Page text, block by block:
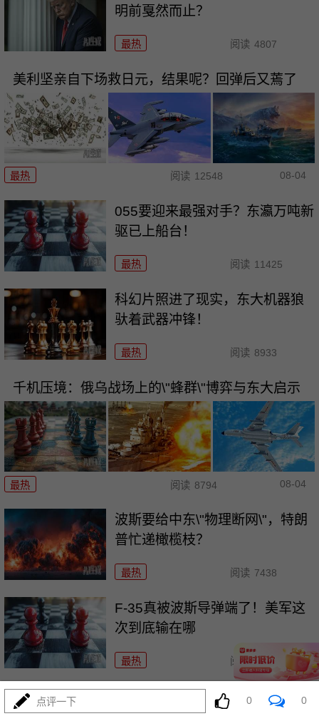
明前戛然而止？
最热 阅读 4807
美利坚亲自下场救日元，结果呢？回弹后又蔫了
最热 阅读 12548 08-04
055要迎来最强对手？东瀛万吨新
驱已上船台！
最热 阅读 11425
科幻片照进了现实，东大机器狼
驮着武器冲锋！
最热 阅读 8933
千机压境：俄乌战场上的\"蜂群\"博弈与东大启示
最热 阅读 8794 08-04
波斯要给中东\"物理断网\"，特朗
普忙递橄榄枝？
最热 阅读 7438
F-35真被波斯导弹端了！美军这
次到底输在哪
最热 阅读 7202
算了不打了？特朗普这脚刹车，
把全世界都晃吐了
点评一下 0 0